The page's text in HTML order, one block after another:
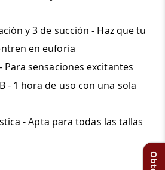
y 3 de succión - Haz que tu
en euforia
Para sensaciones excitantes
- 1 hora de uso con una sola
- Apta para todas las tallas